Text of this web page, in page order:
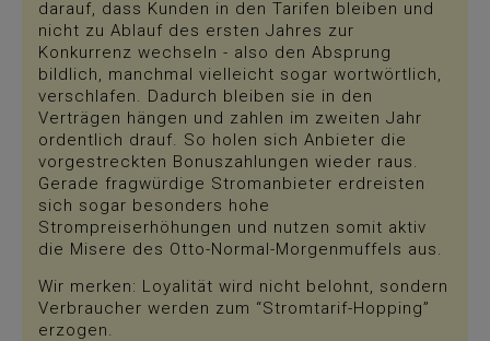
darauf, dass Kunden in den Tarifen bleiben und
nicht zu Ablauf des ersten Jahres zur
Konkurrenz wechseln - also den Absprung
bildlich, manchmal vielleicht sogar wortwörtlich,
verschlafen. Dadurch bleiben sie in den
Verträgen hängen und zahlen im zweiten Jahr
ordentlich drauf. So holen sich Anbieter die
vorgestreckten Bonuszahlungen wieder raus.
Gerade fragwürdige Stromanbieter erdreisten
sich sogar besonders hohe
Strompreiserhöhungen und nutzen somit aktiv
die Misere des Otto-Normal-Morgenmuffels aus.
Wir merken: Loyalität wird nicht belohnt, sondern
Verbraucher werden zum “Stromtarif-Hopping”
erzogen.